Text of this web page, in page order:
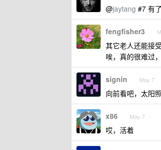
@jaytang #7 有
fengfisher3
其它老人还能接
唉，真的很难过
signin May 7
向前看吧，太阳
x86 May 7
哎，活着